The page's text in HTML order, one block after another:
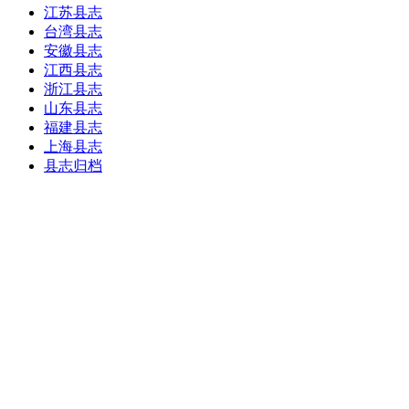
江苏县志
台湾县志
安徽县志
江西县志
浙江县志
山东县志
福建县志
上海县志
县志归档